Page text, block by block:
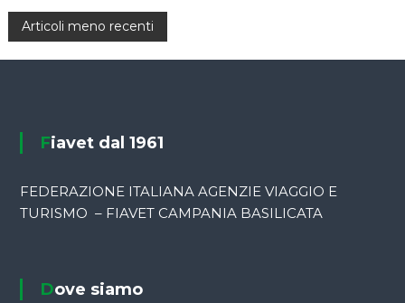
N
g
z
Articoli meno recenti
Fiavet dal 1961
FEDERAZIONE ITALIANA AGENZIE VIAGGIO E
TURISMO – FIAVET CAMPANIA BASILICATA
Dove siamo